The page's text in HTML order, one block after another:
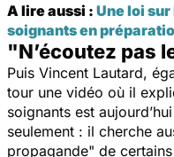
A lire aussi : Une loi
soignants en
"N’écoutez pas
Puis Vincent Lautard,
tour une vidéo où il
soignants est
seulement : il cherche
propagande" de